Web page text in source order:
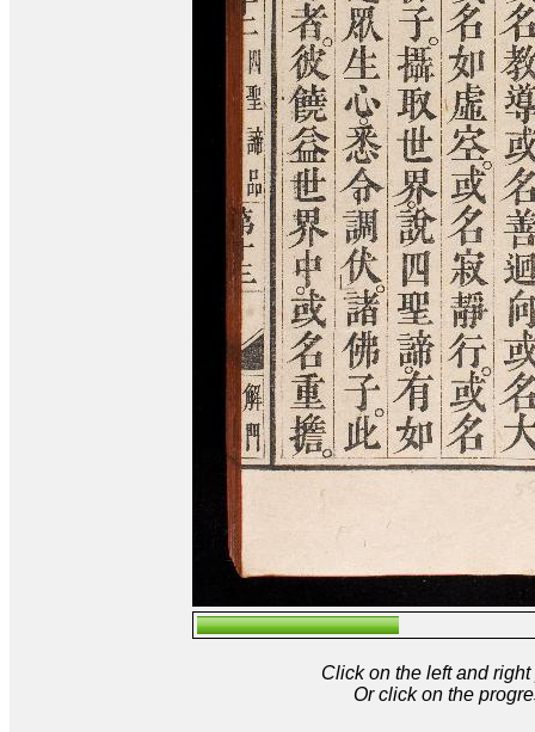
Click on the left and
Or click on the